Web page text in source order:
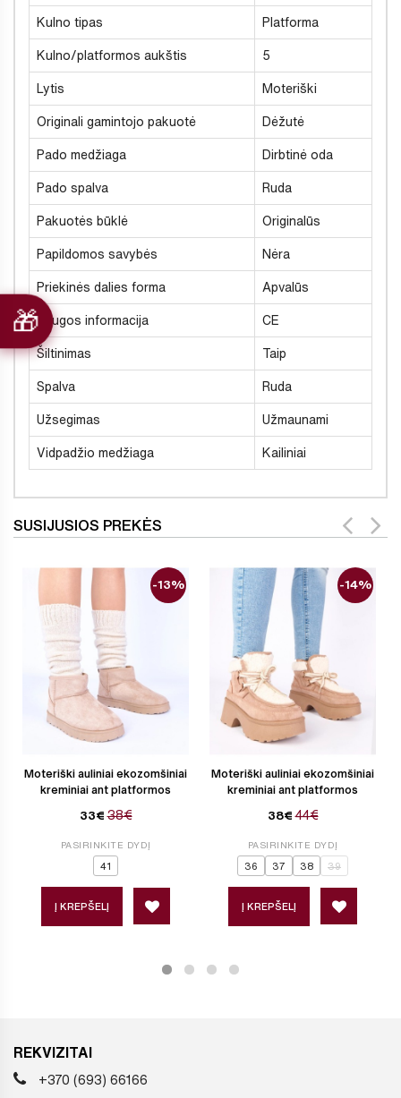
Kulno tipas Platforma
Kulno/platformos aukštis 5
Lytis Moteriški
Originali gamintojo pakuotė Dėžutė
Pado medžiaga Dirbtinė oda
Pado spalva Ruda
Pakuotės būklė Originalūs
Papildomos savybės Nėra
Priekinės dalies forma Apvalūs
Saugos informacija CE
Šiltinimas Taip
Spalva Ruda
Užsegimas Užmaunami
Vidpadžio medžiaga Kailiniai
SUSIJUSIOS PREKĖS
Moteriški auliniai ekozomšiniai
kreminiai ant platformos
33€ 38€
-13%
PASIRINKITE DYDĮ
41
Į KREPŠELĮ
Moteriški auliniai ekozomšiniai
kreminiai ant platformos
38€ 44€
-14%
PASIRINKITE DYDĮ
36 37 38 39
Į KREPŠELĮ
REKVIZITAI
+370 (693) 66166